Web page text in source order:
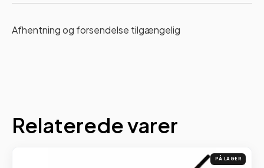
Afhentning og forsendelse tilgængelig
Relaterede varer
PÅ LAGER